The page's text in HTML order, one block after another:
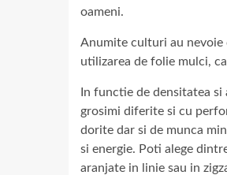
oameni.
Anumite culturi au nevoie
utilizarea de folie mulci,
In functie de densitatea
grosimi diferite si cu
dorite dar si de munca
si energie. Poti alege
aranjate in linie sau in